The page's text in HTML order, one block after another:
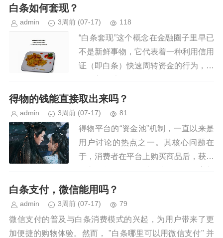
白条如何套现？
admin 3周前 (07-17) 118
“白条套现”这个概念在金融圈子里早已
不是新鲜事物，它代表着一种利用信用
证（即白条）快速周转资金的行为，也
伴随着巨大的风险。理解“白条怎么套
现出来”的关键在于剖析其运作机制。
得物的钱能直接取出来吗？
admin 3周前 (07-17) 81
得物平台的“资金池”机制，一直以来是
用户讨论的热点之一。其核心问题在
于，消费者在平台上购买商品后，获得
的交易所得是否可以自由提现？答案并
非简单的“能”或“不能”。得物平台采用
白条支付，微信能用吗？
admin 3周前 (07-17) 79
微信支付的普及与白条消费模式的兴起，为用户带来了更
加便捷的购物体验。然而， "白条哪里可以用微信支付" 并